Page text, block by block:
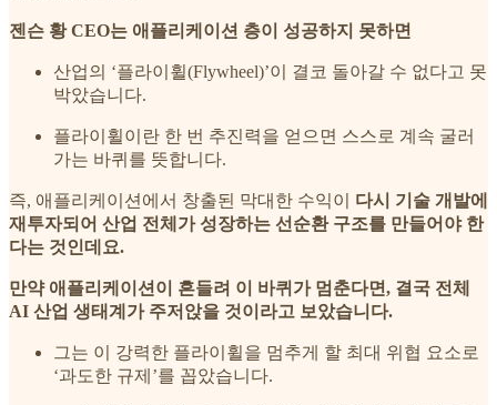
젠슨 황 CEO는 애플리케이션 층이 성공하지 못하면
산업의 ‘플라이휠(Flywheel)’이 결코 돌아갈 수 없다고 못
박았습니다.
플라이휠이란 한 번 추진력을 얻으면 스스로 계속 굴러
가는 바퀴를 뜻합니다.
즉, 애플리케이션에서 창출된 막대한 수익이 다시 기술 개발에
재투자되어 산업 전체가 성장하는 선순환 구조를 만들어야 한
다는 것인데요.
만약 애플리케이션이 흔들려 이 바퀴가 멈춘다면, 결국 전체
AI 산업 생태계가 주저앉을 것이라고 보았습니다.
그는 이 강력한 플라이휠을 멈추게 할 최대 위협 요소로
‘과도한 규제’를 꼽았습니다.